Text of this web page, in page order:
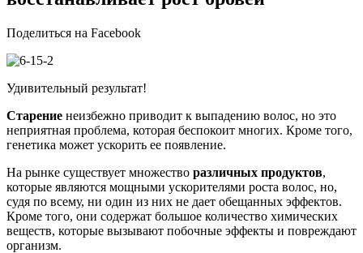
Поделиться на Facebook
Удивительный результат!
Старение неизбежно приводит к выпадению волос, но это
неприятная проблема, которая беспокоит многих. Кроме того,
генетика может ускорить ее появление.
На рынке существует множество различных продуктов,
которые являются мощными ускорителями роста волос, но,
судя по всему, ни один из них не дает обещанных эффектов.
Кроме того, они содержат большое количество химических
веществ, которые вызывают побочные эффекты и повреждают
организм.